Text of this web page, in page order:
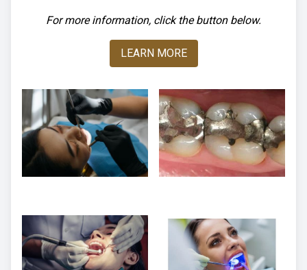
For more information, click the button below.
LEARN MORE